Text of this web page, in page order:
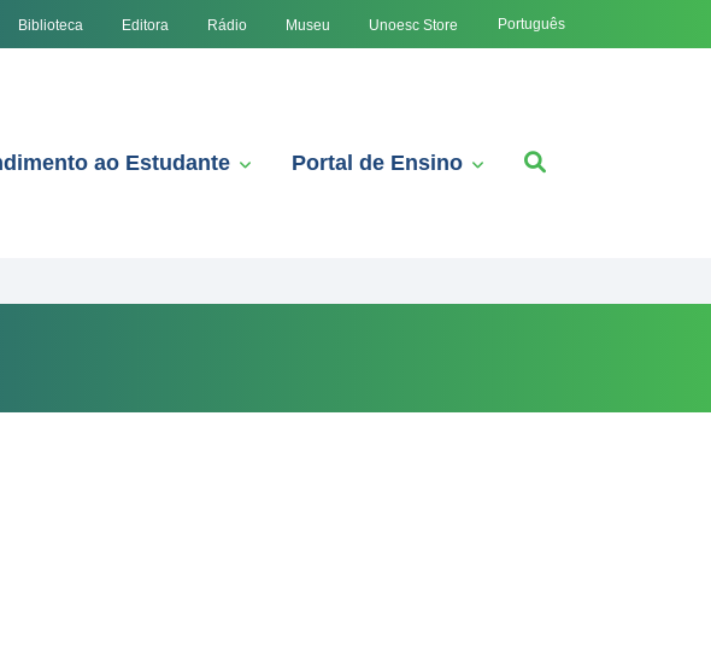
Biblioteca Editora Rádio Museu Unoesc Store Português
ao Estudante Portal de Ensino